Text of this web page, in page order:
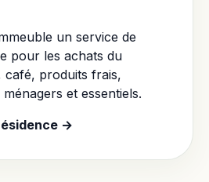
un service de
pour les achats du
café, produits frais,
et essentiels.
→